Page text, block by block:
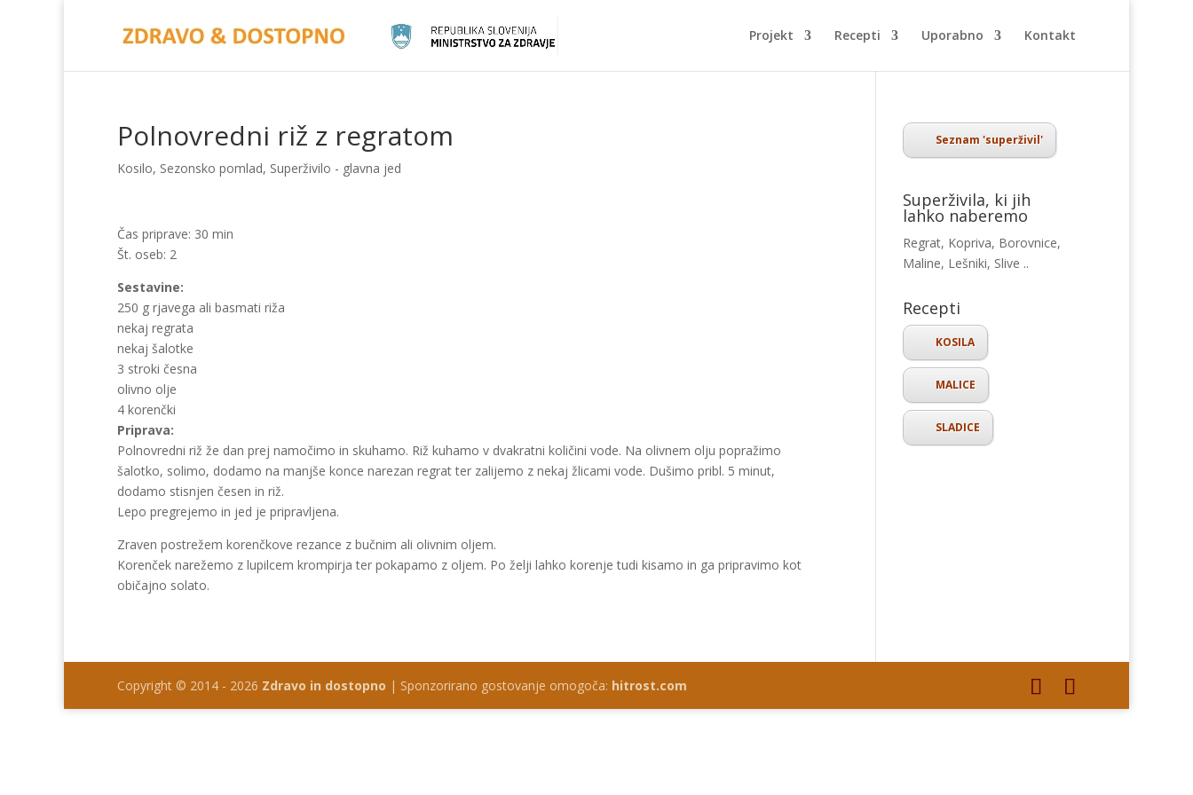
Projekt Recepti Uporabno Kontakt
Polnovredni riž z regratom
Kosilo, Sezonsko pomlad, Superživilo - glavna jed
Čas priprave: 30 min
Št. oseb: 2
Sestavine:
250 g rjavega ali basmati riža
nekaj regrata
nekaj šalotke
3 stroki česna
olivno olje
4 korenčki
Priprava:
Polnovredni riž že dan prej namočimo in skuhamo. Riž kuhamo v dvakratni količini vode. Na olivnem olju popražimo
šalotko, solimo, dodamo na manjše konce narezan regrat ter zalijemo z nekaj žlicami vode. Dušimo pribl. 5 minut,
dodamo stisnjen česen in riž.
Lepo pregrejemo in jed je pripravljena.
Zraven postrežem korenčkove rezance z bučnim ali olivnim oljem.
Korenček narežemo z lupilcem krompirja ter pokapamo z oljem. Po želji lahko korenje tudi kisamo in ga pripravimo kot
običajno solato.
Seznam 'superživil'
Superživila, ki jih
lahko naberemo
Regrat, Kopriva, Borovnice,
Maline, Lešniki, Slive ..
Recepti
KOSILA
MALICE
SLADICE
Copyright © 2014 - 2026 Zdravo in dostopno | Sponzorirano gostovanje omogoča: hitrost.com